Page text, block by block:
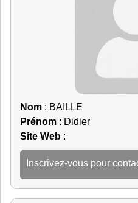
Nom : BAILLE
Prénom : Didier
Site Web :
Inscrivez-vous pour